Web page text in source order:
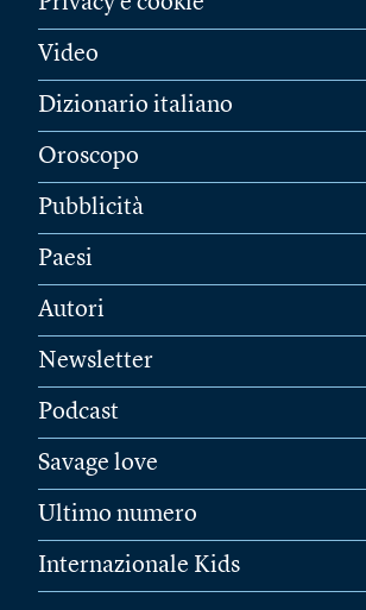
Video
Dizionario italiano
Oroscopo
Pubblicità
Paesi
Autori
Newsletter
Podcast
Savage love
Ultimo numero
Internazionale Kids